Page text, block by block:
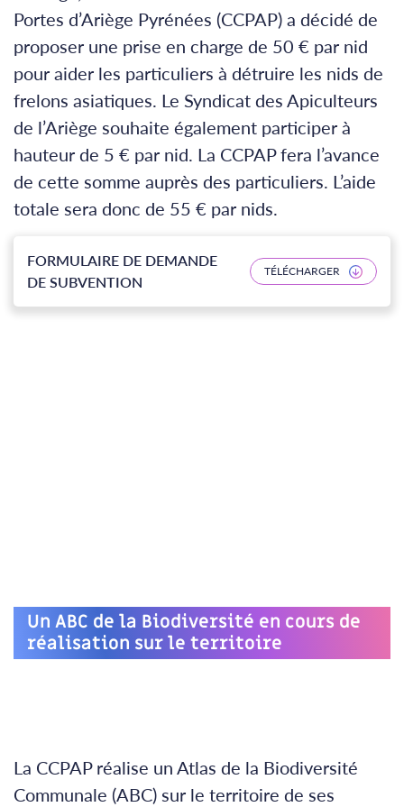
Portes d’Ariège Pyrénées (CCPAP) a décidé de
proposer une prise en charge de 50 € par nid
pour aider les particuliers à détruire les nids de
frelons asiatiques. Le Syndicat des Apiculteurs
de l’Ariège souhaite également participer à
hauteur de 5 € par nid. La CCPAP fera l’avance
de cette somme auprès des particuliers. L’aide
totale sera donc de 55 € par nids.
FORMULAIRE DE DEMANDE
DE SUBVENTION
TÉLÉCHARGER
Un ABC de la Biodiversité en cours de
réalisation sur le territoire
La CCPAP réalise un Atlas de la Biodiversité
Communale (ABC) sur le territoire de ses